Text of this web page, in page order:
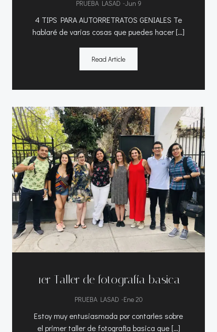
PRUEBA LASAD -Jun 9
4 TIPS PARA AUTORRETRATOS GENIALES Te
hablaré de varias cosas que puedes hacer […]
Read Article
1er Taller de fotografía basica
PRUEBA LASAD -Ene 20
Estoy muy entusiasmada por contarles sobre
el primer taller de fotografia basica que […]